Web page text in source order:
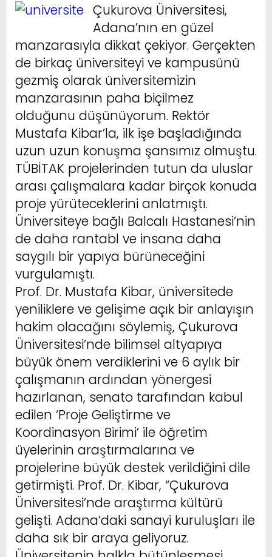
Çukurova Üniversitesi,
Adana’nın en güzel
manzarasıyla dikkat çekiyor. Gerçekten
de birkaç üniversiteyi ve kampusünü
gezmiş olarak üniversitemizin
manzarasının paha biçilmez
olduğunu düşünüyorum. Rektör
Mustafa Kibar’la, ilk işe başladığında
uzun uzun konuşma şansımız olmuştu.
TÜBİTAK projelerinden tutun da uluslar
arası çalışmalara kadar birçok konuda
proje yürüteceklerini anlatmıştı.
Üniversiteye bağlı Balcalı Hastanesi’nin
de daha rantabl ve insana daha
saygılı bir yapıya bürüneceğini
vurgulamıştı.
Prof. Dr. Mustafa Kibar, üniversitede
yeniliklere ve gelişime açık bir anlayışın
hakim olacağını söylemiş, Çukurova
Üniversitesi’nde bilimsel altyapıya
büyük önem verdiklerini ve 6 aylık bir
çalışmanın ardından yönergesi
hazırlanan, senato tarafından kabul
edilen ‘Proje Geliştirme ve
Koordinasyon Birimi’ ile öğretim
üyelerinin araştırmalarına ve
projelerine büyük destek verildiğini dile
getirmişti. Prof. Dr. Kibar, “Çukurova
Üniversitesi’nde araştırma kültürü
gelişti. Adana’daki sanayi kuruluşları ile
daha sık bir araya geliyoruz.